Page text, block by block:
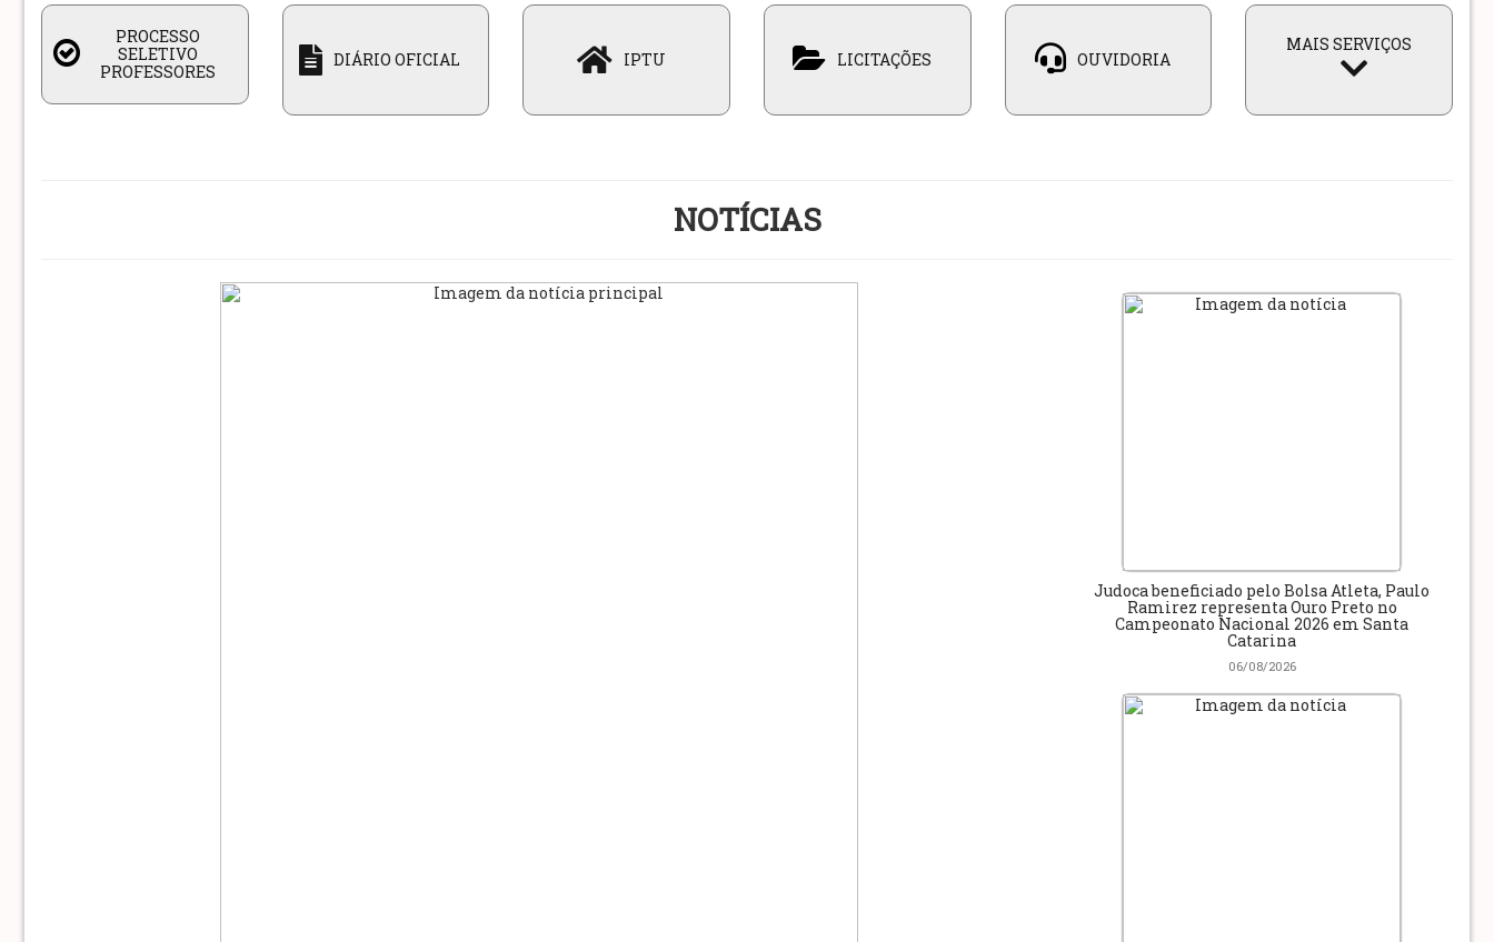
PROCESSO
SELETIVO
PROFESSORES
DIÁRIO OFICIAL IPTU LICITAÇÕES OUVIDORIA
MAIS SERVIÇOS
NOTÍCIAS
Judoca beneficiado pelo Bolsa Atleta, Paulo
Ramirez representa Ouro Preto no
Campeonato Nacional 2026 em Santa
Catarina
06/08/2026